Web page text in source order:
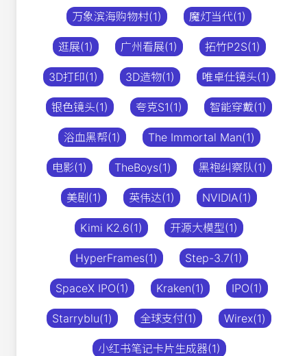
万象滨海购物村(1) 魔灯当代(1)
逛展(1) 广州看展(1) 拓竹P2S(1)
3D打印(1) 3D造物(1) 唯卓仕镜头(1)
银色镜头(1) 夸克S1(1) 智能穿戴(1)
浴血黑帮(1) The Immortal Man(1)
电影(1) TheBoys(1) 黑袍纠察队(1)
美剧(1) 英伟达(1) NVIDIA(1)
Kimi K2.6(1) 开源大模型(1)
HyperFrames(1) Step-3.7(1)
SpaceX IPO(1) Kraken(1) IPO(1)
Starryblu(1) 全球支付(1) Wirex(1)
小红书笔记卡片生成器(1)